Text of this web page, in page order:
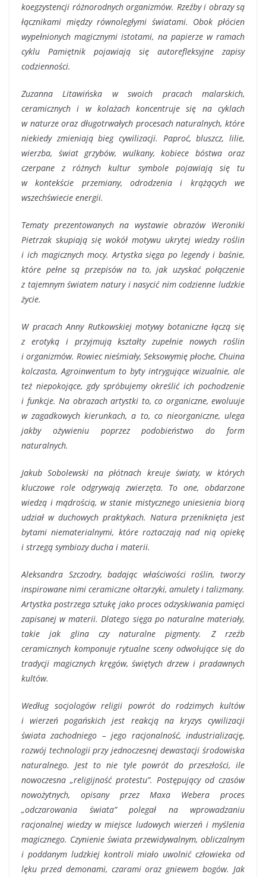
koegzystencji różnorodnych organizmów. Rzeźby i obrazy są
łącznikami między równoległymi światami. Obok płócien
wypełnionych magicznymi istotami, na papierze w ramach
cyklu Pamiętnik pojawiają się autorefleksyjne zapisy
codzienności.
Zuzanna Litawińska w swoich pracach malarskich,
ceramicznych i w kolażach koncentruje się na cyklach
w naturze oraz długotrwałych procesach naturalnych, które
niekiedy zmieniają bieg cywilizacji. Paproć, bluszcz, lilie,
wierzba, świat grzybów, wulkany, kobiece bóstwa oraz
czerpane z różnych kultur symbole pojawiają się tu
w kontekście przemiany, odrodzenia i krążących we
wszechświecie energii.
Tematy prezentowanych na wystawie obrazów Weroniki
Pietrzak skupiają się wokół motywu ukrytej wiedzy roślin
i ich magicznych mocy. Artystka sięga po legendy i baśnie,
które pełne są przepisów na to, jak uzyskać połączenie
z tajemnym światem natury i nasycić nim codzienne ludzkie
życie.
W pracach Anny Rutkowskiej motywy botaniczne łączą się
z erotyką i przyjmują kształty zupełnie nowych roślin
i organizmów. Rowiec nieśmiały, Seksowymię płoche, Chuina
kolczasta, Agroinwentum to byty intrygujące wizualnie, ale
też niepokojące, gdy spróbujemy określić ich pochodzenie
i funkcje. Na obrazach artystki to, co organiczne, ewoluuje
w zagadkowych kierunkach, a to, co nieorganiczne, ulega
jakby ożywieniu poprzez podobieństwo do form
naturalnych.
Jakub Sobolewski na płótnach kreuje światy, w których
kluczowe role odgrywają zwierzęta. To one, obdarzone
wiedzą i mądrością, w stanie mistycznego uniesienia biorą
udział w duchowych praktykach. Natura przeniknięta jest
bytami niematerialnymi, które roztaczają nad nią opiekę
i strzegą symbiozy ducha i materii.
Aleksandra Szczodry, badając właściwości roślin, tworzy
inspirowane nimi ceramiczne ołtarzyki, amulety i talizmany.
Artystka postrzega sztukę jako proces odzyskiwania pamięci
zapisanej w materii. Dlatego sięga po naturalne materiały,
takie jak glina czy naturalne pigmenty. Z rzeźb
ceramicznych komponuje rytualne sceny odwołujące się do
tradycji magicznych kręgów, świętych drzew i pradawnych
kultów.
Według socjologów religii powrót do rodzimych kultów
i wierzeń pogańskich jest reakcją na kryzys cywilizacji
świata zachodniego – jego racjonalność, industrializację,
rozwój technologii przy jednoczesnej dewastacji środowiska
naturalnego. Jest to nie tyle powrót do przeszłości, ile
nowoczesna „religijność protestu”. Postępujący od czasów
nowożytnych, opisany przez Maxa Webera proces
„odczarowania świata” polegał na wprowadzaniu
racjonalnej wiedzy w miejsce ludowych wierzeń i myślenia
magicznego. Czynienie świata przewidywalnym, obliczalnym
i poddanym ludzkiej kontroli miało uwolnić człowieka od
lęku przed demonami, czarami oraz gniewem bogów. Jak